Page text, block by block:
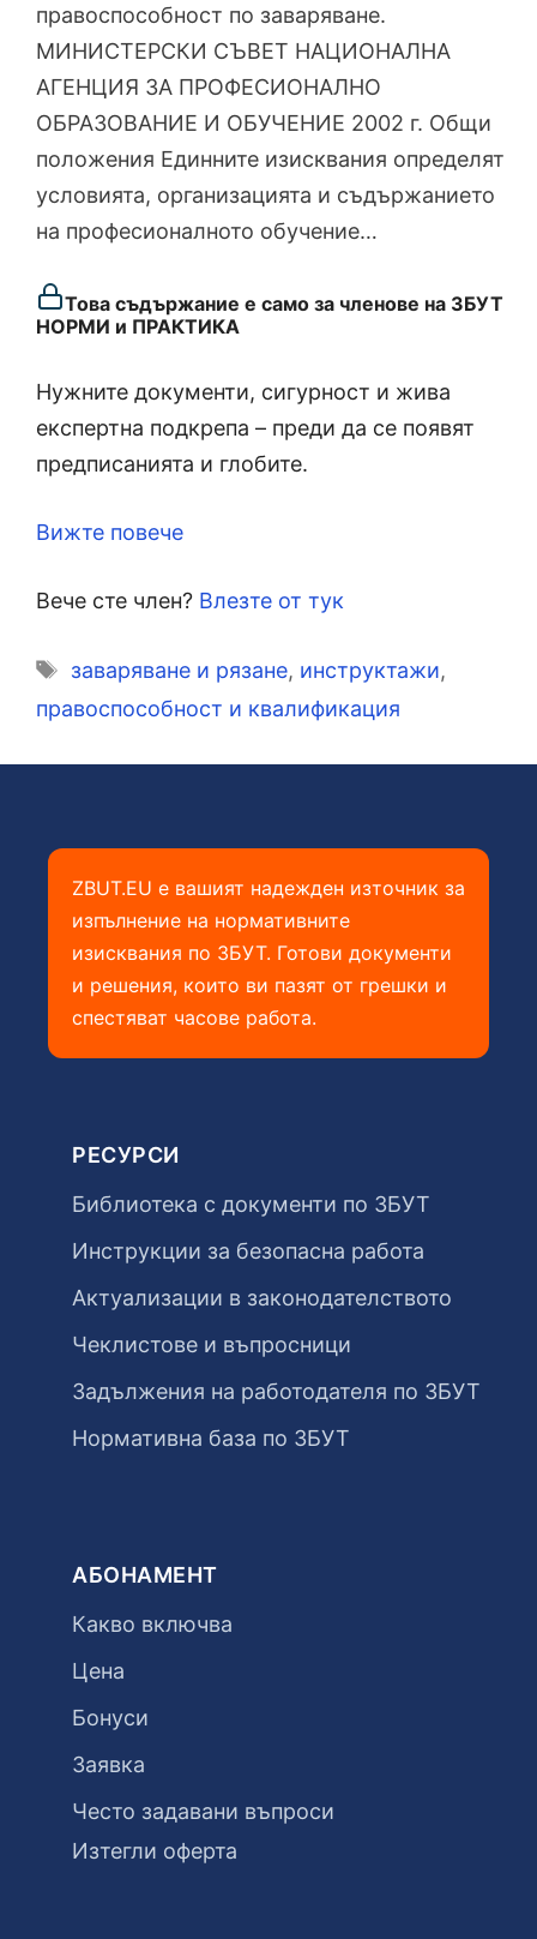
правоспособност по заваряване.
МИНИСТЕРСКИ СЪВЕТ НАЦИОНАЛНА
АГЕНЦИЯ ЗА ПРОФЕСИОНАЛНО
ОБРАЗОВАНИЕ И ОБУЧЕНИЕ 2002 г. Общи
положения Единните изисквания определят
условията, организацията и съдържанието
на професионалното обучение…
Това съдържание е само за членове на ЗБУТ
НОРМИ и ПРАКТИКА
Нужните документи, сигурност и жива
експертна подкрепа – преди да се появят
предписанията и глобите.
Вижте повече
Вече сте член? Влезте от тук
Етикети
заваряване и рязане, инструктажи,
правоспособност и квалификация
ZBUT.EU е вашият надежден източник за
изпълнение на нормативните
изисквания по ЗБУТ. Готови документи
и решения, които ви пазят от грешки и
спестяват часове работа.
РЕСУРСИ
Библиотека с документи по ЗБУТ
Инструкции за безопасна работа
Актуализации в законодателството
Чеклистове и въпросници
Задължения на работодателя по ЗБУТ
Нормативна база по ЗБУТ
АБОНАМЕНТ
Какво включва
Цена
Бонуси
Заявка
Често задавани въпроси
Изтегли оферта